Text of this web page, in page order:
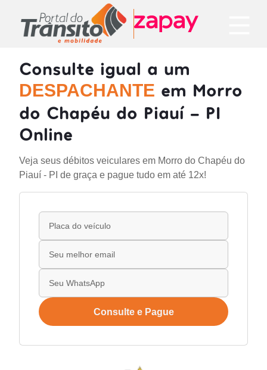
Consulte igual a um
DESPACHANTE em Morro
do Chapéu do Piauí - PI
Online
Veja seus débitos veiculares em Morro do Chapéu do
Piauí - PI de graça e pague tudo em até 12x!
Consulte e Pague